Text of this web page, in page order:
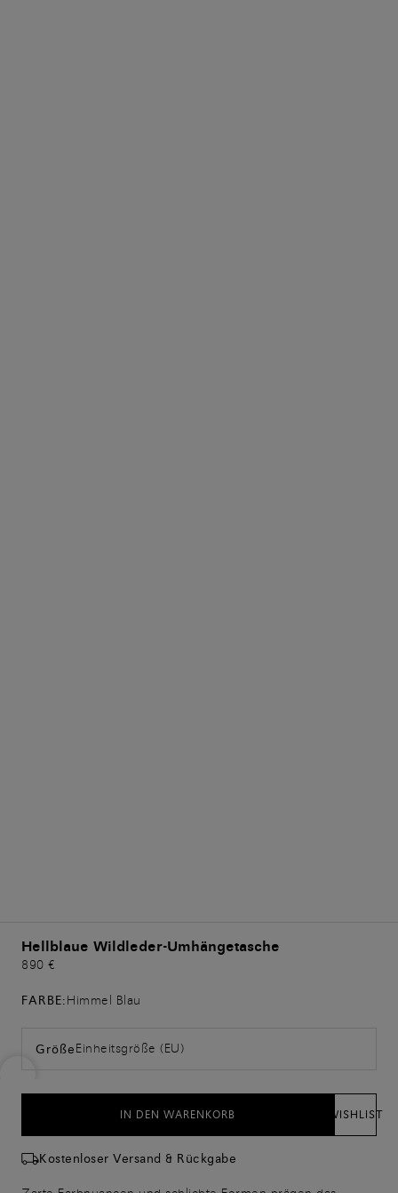
Hellblaue Wildleder-Umhängetasche
890 €
FARBE:Himmel Blau
GrößeEinheitsgröße (EU)
IN DEN WARENKORB WISHLIST
Kostenloser Versand & Rückgabe